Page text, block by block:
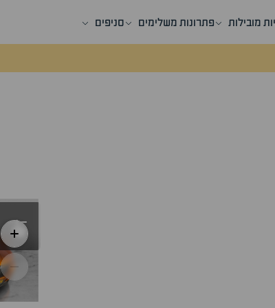
מובילות פתרונות משלימים סניפים